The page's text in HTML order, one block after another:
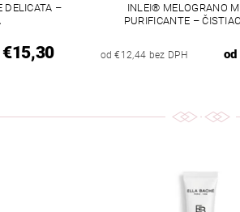
DELICATA –
INLEI® MELOGRANO
PURIFICANTE –
od €12,44 bez DPH od